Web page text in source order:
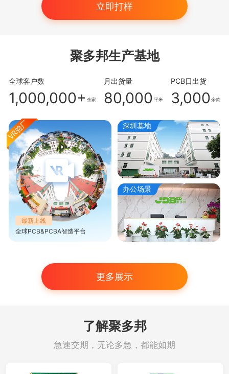
立即打样
聚多邦生产基地
全球客户数
1,000,000+ 余家
月出货量
80,000 平米
PCB日出货
3,000 余款
最新上线
全球PCB&PCBA智造平台
深圳基地
办公场景
更多展示
了解聚多邦
急速交期，无论多急，都能如期